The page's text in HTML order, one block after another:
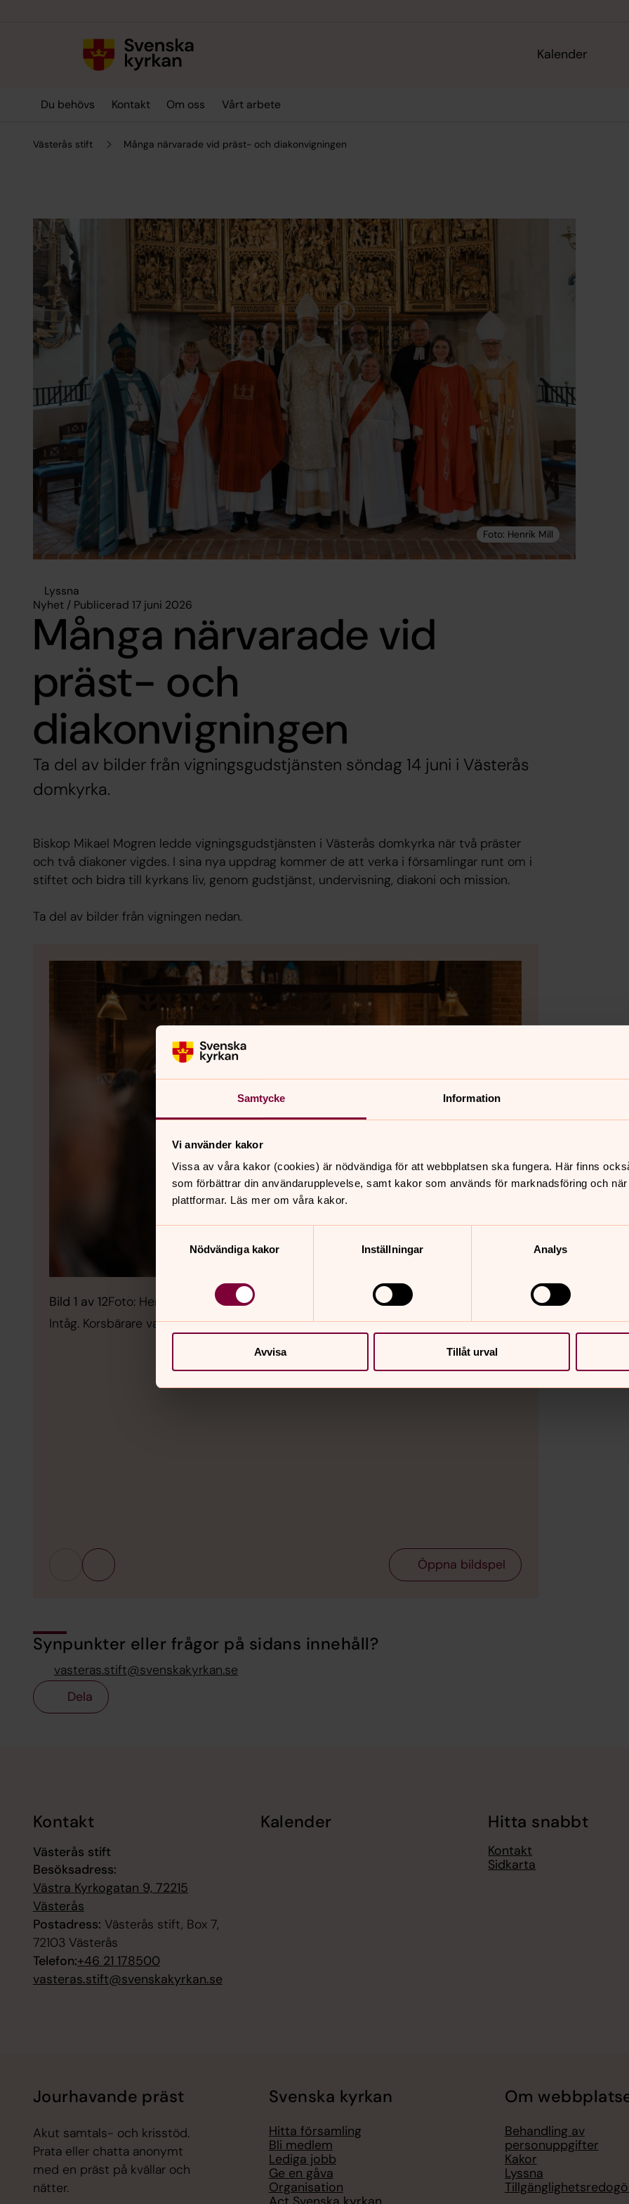
Samtycke Information
Vi använder kakor
Vissa av våra kakor (cookies) är nödvändiga för att webbplatsen ska fungera. Här finns
som förbättrar din användarupplevelse, samt kakor som används för marknadsföring och
plattformar. Läs mer om våra kakor.
Nödvändiga kakor
Inställningar Analys
Avvisa Tillåt urval
Kalender
Du behövs Kontakt Om oss Vårt arbete
Västerås stift Många närvarade vid präst- och diakonvigningen
Lyssna
Nyhet / Publicerad 17 juni 2026
Många närvarade vid
präst- och
diakonvigningen
Ta del av bilder från vigningsgudstjänsten söndag 14 juni i Västerås
domkyrka.
Biskop Mikael Mogren ledde vigningsgudstjänsten i Västerås domkyrka när två präster
och två diakoner vigdes. I sina nya uppdrag kommer de att verka i församlingar runt om i
stiftet och bidra till kyrkans liv, genom gudstjänst, undervisning, diakoni och mission.
Ta del av bilder från vigningen nedan.
Bild 1 av 12Foto: Henrik Mill
Intåg. Korsbärare var Milla Helander från Svenska Kyrkans Unga.
Öppna bildspel
Synpunkter eller frågor på sidans innehåll?
vasteras.stift@svenskakyrkan.se
Dela
Kontakt
Västerås stift
Besöksadress:
Västra Kyrkogatan 9, 72215
Västerås
Postadress: Västerås stift, Box 7,
72103 Västerås
Telefon:+46 21 178500
vasteras.stift@svenskakyrkan.se
Kalender Hitta snabbt
Kontakt
Sidkarta
Jourhavande präst
Akut samtals- och krisstöd.
Prata eller chatta anonymt
med en präst på kvällar och
nätter.
Svenska kyrkan
Hitta församling
Bli medlem
Lediga jobb
Ge en gåva
Organisation
Om
Behandling av
personuppgifter
Kakor
Lyssna